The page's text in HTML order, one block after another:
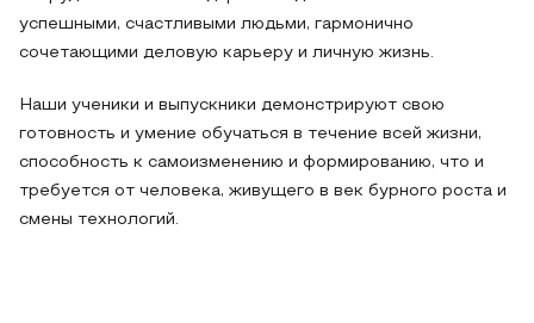
успешными, счастливыми людьми, гармонично
сочетающими деловую карьеру и личную жизнь.
Наши ученики и выпускники демонстрируют свою
готовность и умение обучаться в течение всей жизни,
способность к самоизменению и формированию, что и
требуется от человека, живущего в век бурного роста и
смены технологий.